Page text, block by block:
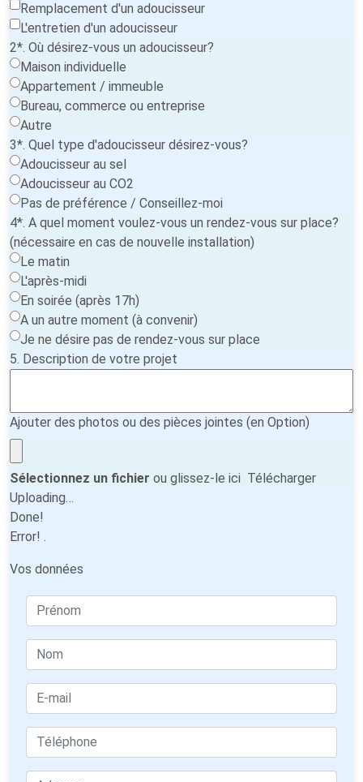
Remplacement d'un adoucisseur
L'entretien d'un adoucisseur
2*. Où désirez-vous un adoucisseur?
Maison individuelle
Appartement / immeuble
Bureau, commerce ou entreprise
Autre
3*. Quel type d'adoucisseur désirez-vous?
Adoucisseur au sel
Adoucisseur au CO2
Pas de préférence / Conseillez-moi
4*. A quel moment voulez-vous un rendez-vous sur place?
(nécessaire en cas de nouvelle installation)
Le matin
L'après-midi
En soirée (après 17h)
A un autre moment (à convenir)
Je ne désire pas de rendez-vous sur place
5. Description de votre projet
Ajouter des photos ou des pièces jointes (en Option)
Sélectionnez un fichier ou glissez-le ici Télécharger
Uploading…
Done!
Error! .
Vos données